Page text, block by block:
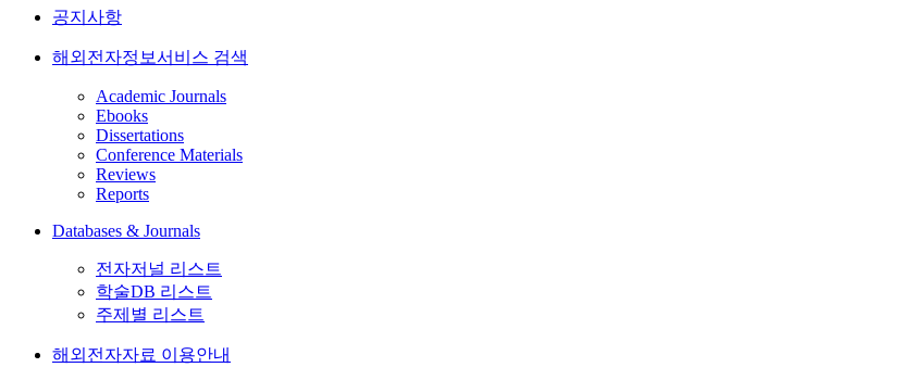
공지사항
해외전자정보서비스 검색
Academic Journals
Ebooks
Dissertations
Conference Materials
Reviews
Reports
Databases & Journals
전자저널 리스트
학술DB 리스트
주제별 리스트
해외전자자료 이용안내